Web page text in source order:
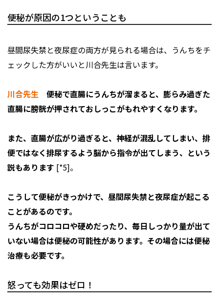
便秘が原因の1つということも
昼間尿失禁と夜尿症の両方が見られる場合は、うんちをチ
ェックした方がいいと川合先生は言います。
川合先生 便秘で直腸にうんちが溜まると、膨らみ過ぎた
直腸に膀胱が押されておしっこがもれやすくなります。
また、直腸が広がり過ぎると、神経が混乱してしまい、排
便ではなく排尿するよう脳から指令が出てしまう、という
説もあります [*5]。
こうして便秘がきっかけで、昼間尿失禁と夜尿症が起こる
ことがあるのです。
うんちがコロコロや硬めだったり、毎日しっかり量が出て
いない場合は便秘の可能性があります。その場合には便秘
治療も必要です。
怒っても効果はゼロ！